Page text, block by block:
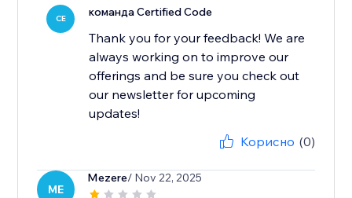
CE команда Certified Code
Thank you for your feedback! We are
always working on to improve our
offerings and be sure you check out
our newsletter for upcoming
updates!
Корисно (0)
ME
Mezere/ Nov 22, 2025